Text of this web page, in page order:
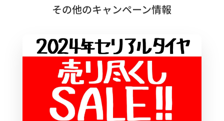
b
o
it
r
ai e
その他のキャンペーン情報